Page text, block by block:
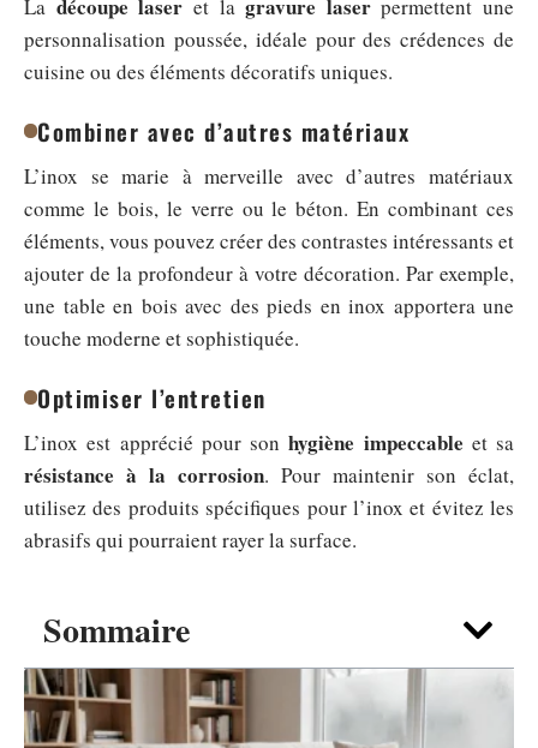
Sommaire
La découpe laser et lagravure laserpermettent une
personnalisation poussée, idéale pour des crédences de
cuisine ou des éléments décoratifs uniques.
Combiner avec d’autres matériaux
L’inox se marie à merveille avec d’autres matériaux
comme le bois, le verre ou le béton. En combinant ces
éléments, vous pouvez créer des contrastes intéressants et
ajouter de la profondeur à votre décoration. Par exemple,
une table en bois avec des pieds en inox apportera une
touche moderne et sophistiquée.
Optimiser l’entretien
L’inox est apprécié pour sonhygiène impeccable et sa
résistance à la corrosion. Pour maintenir son éclat,
utilisez des produits spécifiques pour l’inox et évitez les
abrasifs qui pourraient rayer la surface.